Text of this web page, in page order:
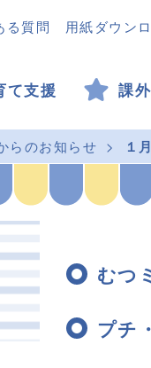
る質問 用紙ダウン
て支援 課
らのお知らせ １
むつ
プチ